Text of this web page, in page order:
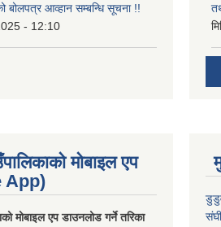
बोलपत्र आव्हान सम्बन्धि सूचना !!
- 12:10
मोबाइल एप
App)
मोबाइल एप डाउनलोड गर्ने तरिका